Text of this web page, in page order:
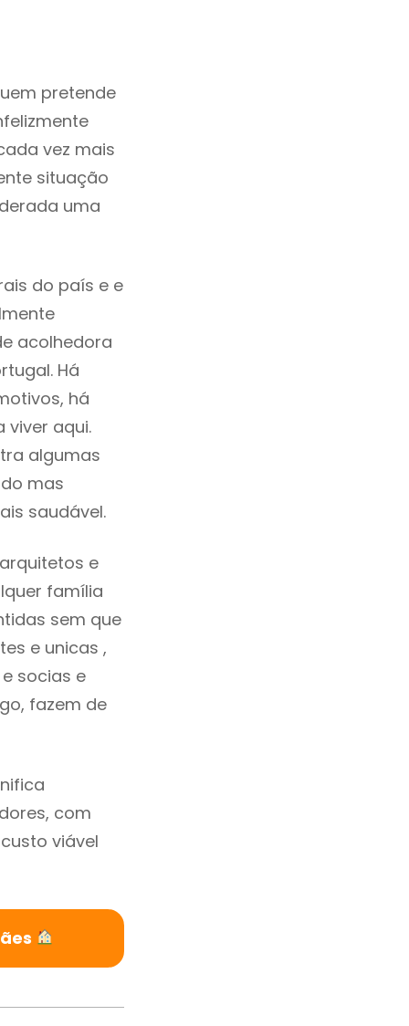
pretende
vez mais
situação
uma
do país e e
acolhedora
Há
há
aqui.
algumas
mas
saudável.
e
família
sem que
e unicas ,
socias e
fazem de
com
viável